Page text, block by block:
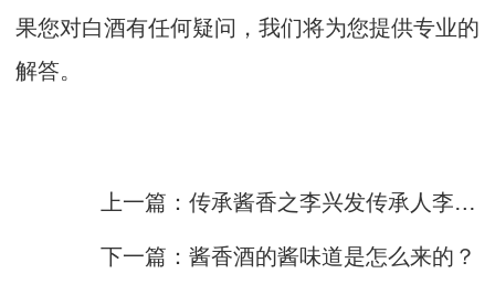
果您对白酒有任何疑问，我们将为您提供专业的
解答。
上一篇：传承酱香之李兴发传承人李长寿
下一篇：酱香酒的酱味道是怎么来的？